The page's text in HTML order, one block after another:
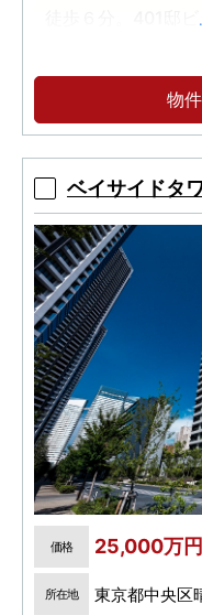
徒歩６分。401邸
駐車場100％
ナ・ワークスペー
シェ開催他、環境
入。
物
ベイサイドタ
価格 25,000万円
所在地 東京都中央区